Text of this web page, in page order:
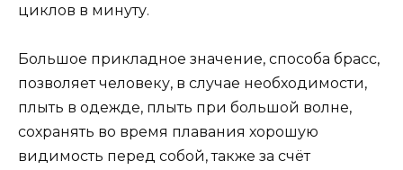
циклов в минуту.
Большое прикладное значение, способа брасс,
позволяет человеку, в случае необходимости,
плыть в одежде, плыть при большой волне,
сохранять во время плавания хорошую
видимость перед собой, также за счёт